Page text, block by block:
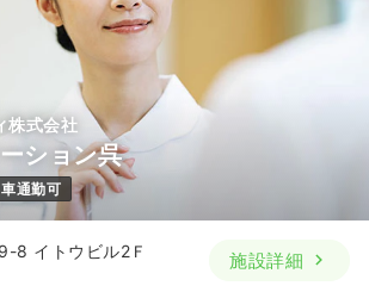
・准看護師
ト）
ください
株式会社
ション呉
車通勤可
8 イトウビル2Ｆ
施設詳細